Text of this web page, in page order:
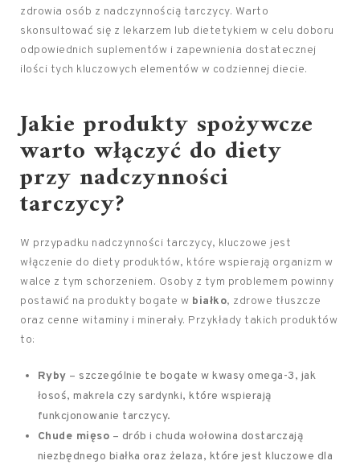
zdrowia osób z nadczynnością tarczycy. Warto
skonsultować się z lekarzem lub dietetykiem w celu doboru
odpowiednich suplementów i zapewnienia dostatecznej
ilości tych kluczowych elementów w codziennej diecie.
Jakie produkty spożywcze
warto włączyć do diety
przy nadczynności
tarczycy?
W przypadku nadczynności tarczycy, kluczowe jest
włączenie do diety produktów, które wspierają organizm w
walce z tym schorzeniem. Osoby z tym problemem powinny
postawić na produkty bogate w białko, zdrowe tłuszcze
oraz cenne witaminy i minerały. Przykłady takich produktów
to:
Ryby – szczególnie te bogate w kwasy omega-3, jak
łosoś, makrela czy sardynki, które wspierają
funkcjonowanie tarczycy.
Chude mięso – drób i chuda wołowina dostarczają
niezbędnego białka oraz żelaza, które jest kluczowe dla